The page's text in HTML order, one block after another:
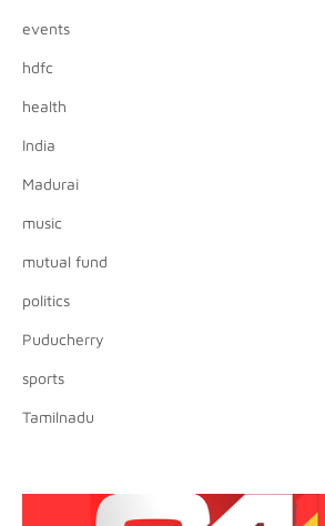
events
hdfc
health
India
Madurai
music
mutual fund
politics
Puducherry
sports
Tamilnadu